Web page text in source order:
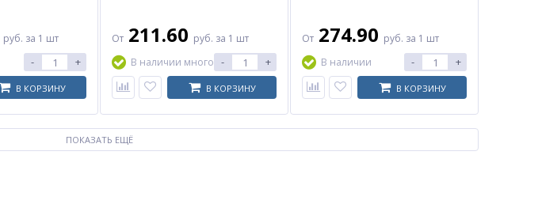
руб. за 1 шт
- +
В КОРЗИНУ
От 211.60 руб. за 1 шт
В наличии много - +
В КОРЗИНУ
От 274.90 руб. за 1 шт
В наличии
- +
В КОРЗИНУ
ПОКАЗАТЬ ЕЩЁ